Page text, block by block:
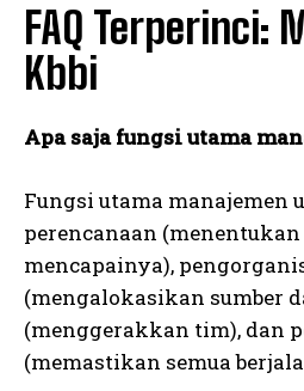
FAQ Terperinci:
Kbbi
Apa saja fungsi utama
Fungsi utama manajemen
perencanaan
mencapainya),
(mengalokasikan sumber
(menggerakkan tim), dan
(memastikan semua